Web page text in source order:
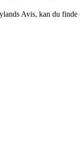
Avis, kan du finde